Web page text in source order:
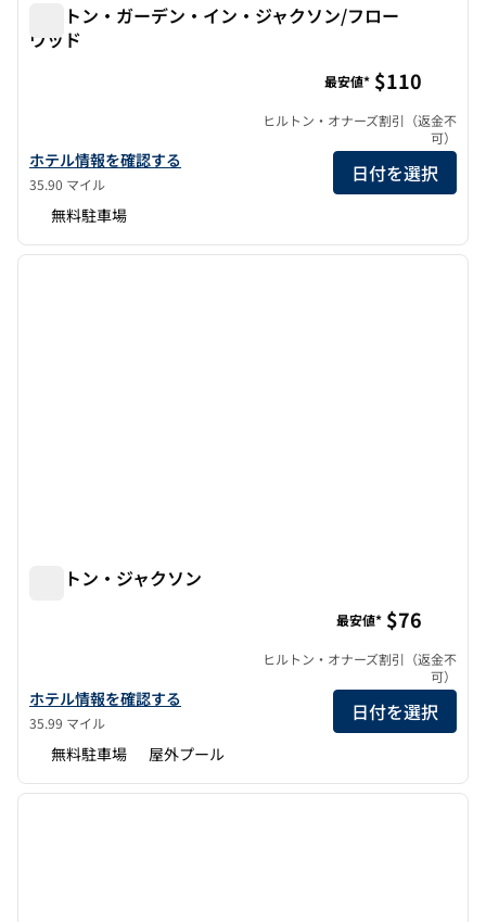
ヒルトン・ガーデン・イン・ジャクソン/フロー
ウッド
ヒルトン・ガーデン・イン・ジャクソン/フローウッドの詳細を見
ホテル情報を確認する
35.90 マイル
最安値* $110
ヒルトン・オナーズ割引（返金不
可）
日付を選択
無料駐車場
1/12
1/12
前の画像 次の
ヒルトン・ジャクソン
ヒルトン・ジャクソンの詳細を見る
ホテル情報を確認する
35.99 マイル
最安値* $76
ヒルトン・オナーズ割引（返金不
可）
日付を選択
無料駐車場 屋外プール
1/11
1/11
前の画像 次の